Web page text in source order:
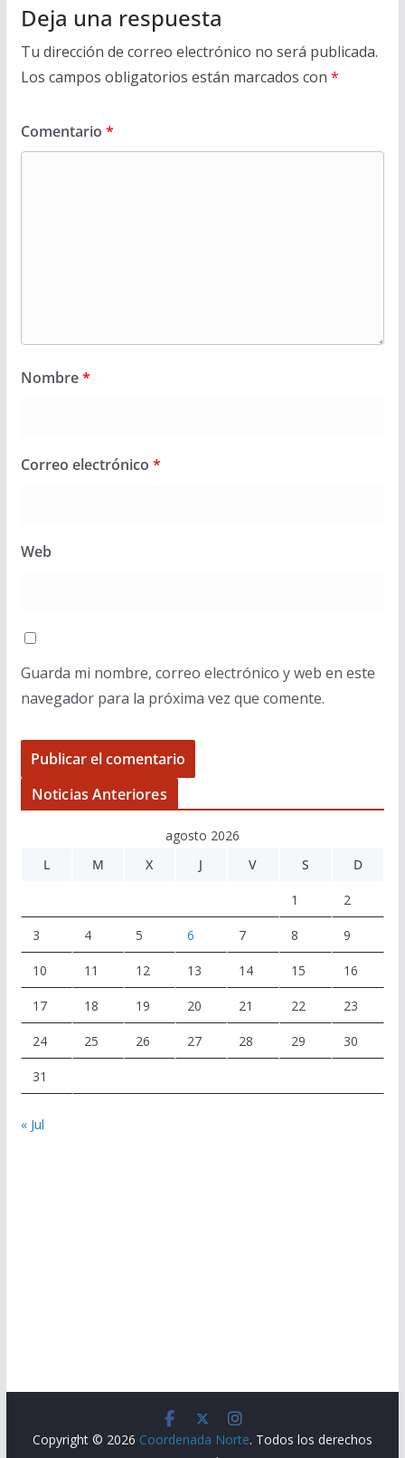
Deja una respuesta
Tu dirección de correo electrónico no será publicada.
Los campos obligatorios están marcados con *
Comentario *
Nombre*
Correo electrónico *
Web
Guarda mi nombre, correo electrónico y web en este
navegador para la próxima vez que comente.
Noticias Anteriores
agosto 2026
L
M X J V S D
1 2
3 4 5 6 7 8 9
10 11 12 13 14 15 16
17 18 19 20 21 22 23
24 25 26 27 28 29 30
31
« Jul
Copyright © 2026 Coordenada Norte. Todos los derechos